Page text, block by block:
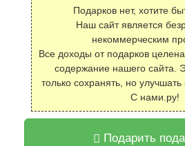
Подарков нет, хотите
Наш сайт является
некоммерческим
Все доходы от подарков
содержание нашего сайта.
только сохранять, но
С нами.ру!
Подарить